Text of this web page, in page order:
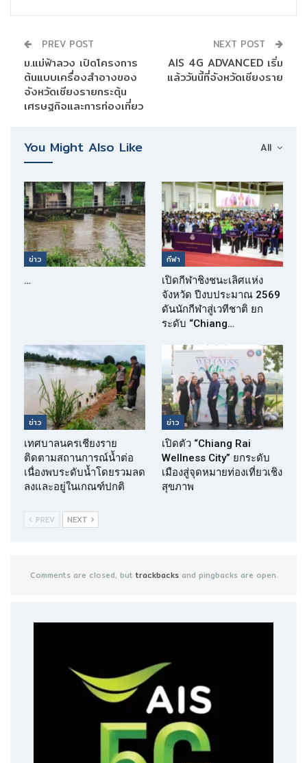
PREV POST
ม.แม่ฟ้าลวง เปิดโครงการ
ต้นแบบเครื่องสำอางของ
จังหวัดเชียงรายกระตุ้น
เศรษฐกิจและการท่องเที่ยว
NEXT POST
AIS 4G ADVANCED เริ่ม
แล้ววันนี้ที่จังหวัดเชียงราย
All
You Might Also Like
ข่าว
…
กีฬา
เปิดกีฬาชิงชนะเลิศแห่ง
จังหวัด ปีงบประมาณ 2569
ดันนักกีฬาสู่เวทีชาติ ยก
ระดับ “Chiang…
ข่าว
เทศบาลนครเชียงราย
ติดตามสถานการณ์น้ำต่อ
เนื่องพบระดับน้ำโดยรวมลด
ลงและอยู่ในเกณฑ์ปกติ
ข่าว
เปิดตัว “Chiang Rai
Wellness City” ยกระดับ
เมืองสู่จุดหมายท่องเที่ยวเชิง
สุขภาพ
PREV NEXT
Comments are closed, buttrackbacksand pingbacks are open.